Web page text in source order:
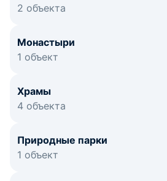
2 объекта
Монастыри
1 объект
Храмы
4 объекта
Природные парки
1 объект